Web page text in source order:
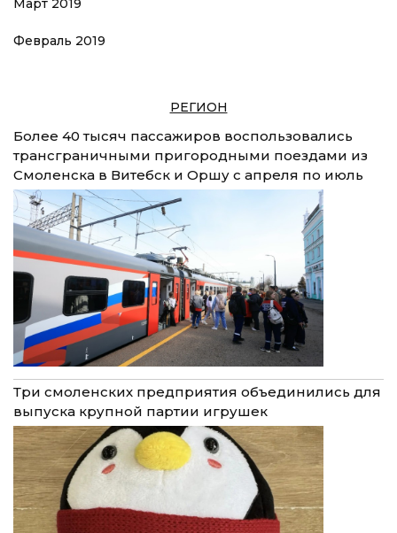
Март 2019
Февраль 2019
РЕГИОН
Более 40 тысяч пассажиров воспользовались
трансграничными пригородными поездами из
Смоленска в Витебск и Оршу с апреля по июль
Три смоленских предприятия объединились для
выпуска крупной партии игрушек